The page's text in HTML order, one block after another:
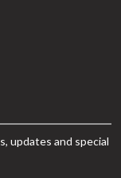
updates and special